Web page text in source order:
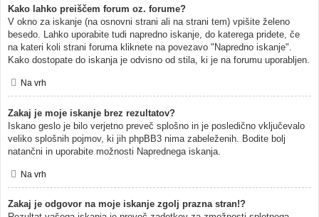
Kako lahko preiščem forum oz. forume?
V okno za iskanje (na osnovni strani ali na strani tem) vpišite želeno
besedo. Lahko uporabite tudi napredno iskanje, do katerega pridete, če
na kateri koli strani foruma kliknete na povezavo "Napredno iskanje".
Kako dostopate do iskanja je odvisno od stila, ki je na forumu uporabljen.
Na vrh
Zakaj je moje iskanje brez rezultatov?
Iskano geslo je bilo verjetno preveč splošno in je posledično vključevalo
veliko splošnih pojmov, ki jih phpBB3 nima zabeleženih. Bodite bolj
natančni in uporabite možnosti Naprednega iskanja.
Na vrh
Zakaj je odgovor na moje iskanje zgolj prazna stran!?